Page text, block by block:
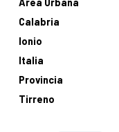
Area Urbana
Calabria
Ionio
Italia
Provincia
Tirreno